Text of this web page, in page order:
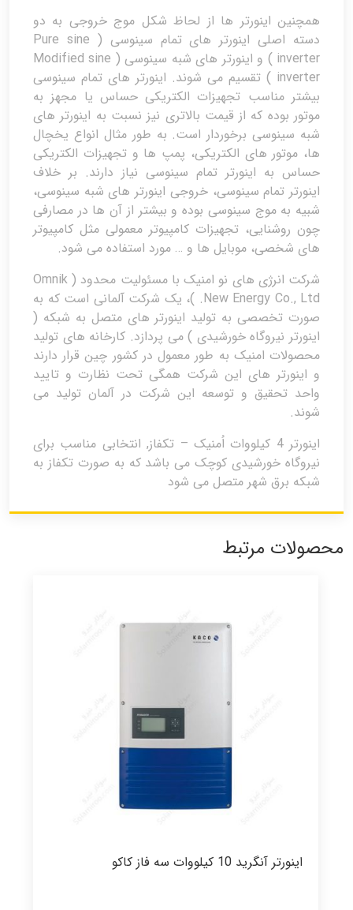
همچنین اینورتر ها از لحاظ شکل موج خروجی به دو
دسته اصلی اینورتر های تمام سینوسی ( Pure sine
inverter ) و اینورتر های شبه سینوسی ( Modified sine
inverter ) تقسیم می شوند. اینورتر های تمام سینوسی
بیشتر مناسب تجهیزات الکتریکی حساس یا مجهز به
موتور بوده که از قیمت بالاتری نیز نسبت به اینورتر های
شبه سینوسی برخوردار است. به طور مثال انواع یخچال
ها، موتور های الکتریکی، پمپ ها و تجهیزات الکتریکی
حساس به اینورتر تمام سینوسی نیاز دارند. بر خلاف
اینورتر تمام سینوسی، خروجی اینورتر های شبه سینوسی،
شبیه به موج سینوسی بوده و بیشتر از آن ها در مصارفی
چون روشنایی، تجهیزات کامپیوتر معمولی مثل کامپیوتر
های شخصی، موبایل ها و … مورد استفاده می شود.
شرکت انرژی های نو امنیک با مسئولیت محدود ( Omnik
New Energy Co., Ltd. )، یک شرکت آلمانی است که به
صورت تخصصی به تولید اینورتر های متصل به شبکه (
اینورتر نیروگاه خورشیدی ) می پردازد. کارخانه های تولید
محصولات امنیک به طور معمول در کشور چین قرار دارند
و اینورتر های این شرکت همگی تحت نظارت و تایید
واحد تحقیق و توسعه این شرکت در آلمان تولید می
شوند.
اینورتر 4 کیلووات اُمنیک – تکفاز, انتخابی مناسب برای
نیروگاه خورشیدی کوچک می باشد که به صورت تکفاز به
شبکه برق شهر متصل می شود
محصولات مرتبط
اینورتر آنگرید 10 کیلووات سه فاز کاکو